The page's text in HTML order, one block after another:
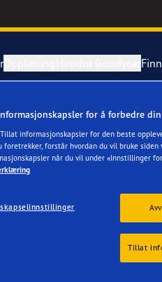
Opplæring
på dekkene
punktering
Hvorfor Goodyear
F1 Asymmetric 6
Arctic 2
Performance 3
AS
for å forbedre
informasjonskapsler for den beste
foretrekker, forstår hvordan du vil bruke
når du vil under «Innstillinger
Tillat